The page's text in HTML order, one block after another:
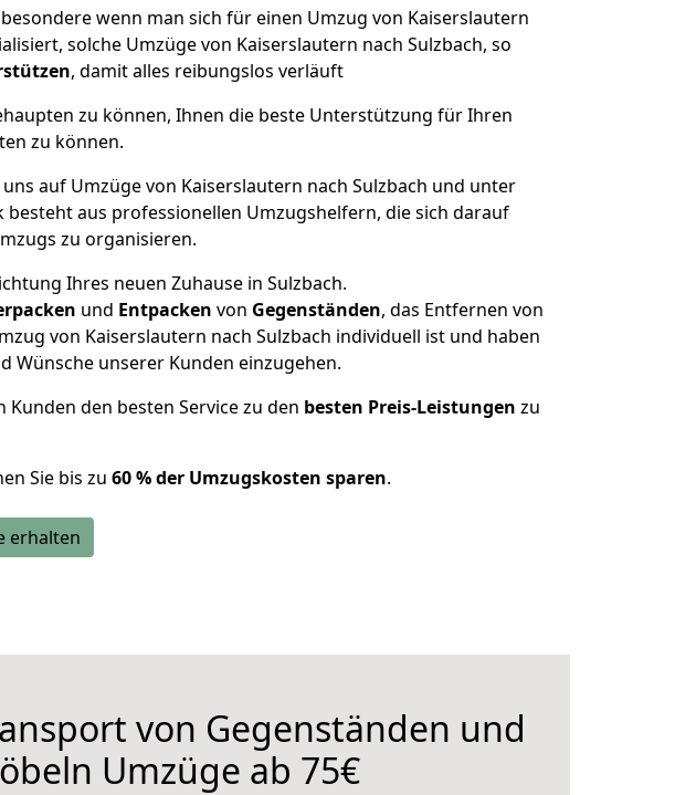
wenn man sich für einen Umzug von Kaiserslautern
solche Umzüge von Kaiserslautern nach Sulzbach, so
, damit alles reibungslos verläuft
zu können, Ihnen die beste Unterstützung für Ihren
zu können.
auf Umzüge von Kaiserslautern nach Sulzbach und unter
besteht aus professionellen Umzugshelfern, die sich darauf
zu organisieren.
Ihres neuen Zuhause in Sulzbach.
und Entpacken von Gegenständen, das Entfernen von
von Kaiserslautern nach Sulzbach individuell ist und haben
Wünsche unserer Kunden einzugehen.
den besten Service zu den besten Preis-Leistungen zu
Sie bis zu 60 % der Umzugskosten sparen.
erhalten
von Gegenständen und
Umzüge ab 75€